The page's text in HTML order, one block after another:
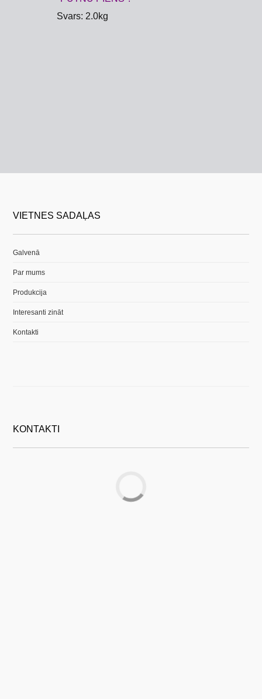
Svars: 2.0kg
VIETNES SADAĻAS
Galvenā
Par mums
Produkcija
Interesanti zināt
Kontakti
KONTAKTI